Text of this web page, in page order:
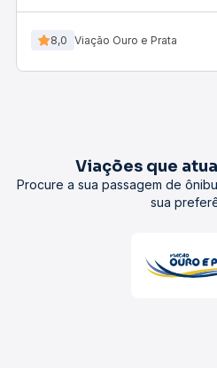
8,0 Viação Ouro e Prata
Viações que
Procure a sua passagem de
sua